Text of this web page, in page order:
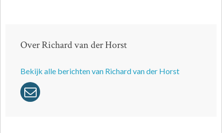
Over Richard van der Horst
Bekijk alle berichten van Richard van der Horst